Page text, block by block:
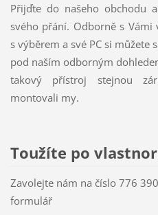
Přijďte do našeho obchodu
svého přání. Odborně s
s výběrem a své PC si
pod naším odborným
takový přístroj stejnou
montovali my.
Toužíte po
Zavolejte nám na číslo 776
formulář